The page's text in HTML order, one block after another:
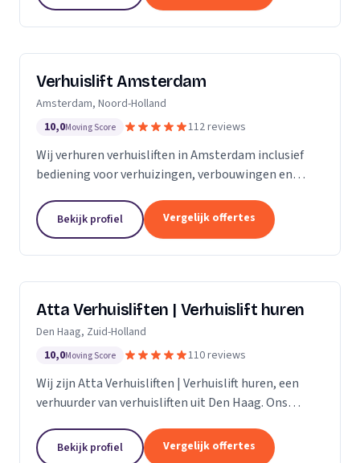
Verhuislift Amsterdam
Amsterdam, Noord-Holland
10,0Moving Score 112 reviews
Wij verhuren verhuisliften in Amsterdam inclusief
bediening voor verhuizingen, verbouwingen en
service.Bekijk profiel Vergelijk offertes
Atta Verhuisliften | Verhuislift huren
Den Haag, Zuid-Holland
10,0Moving Score 110 reviews
Wij zijn Atta Verhuisliften | Verhuislift huren, een
verhuurder van verhuisliften uit Den Haag. Ons
Bekijk profiel Vergelijk offertes